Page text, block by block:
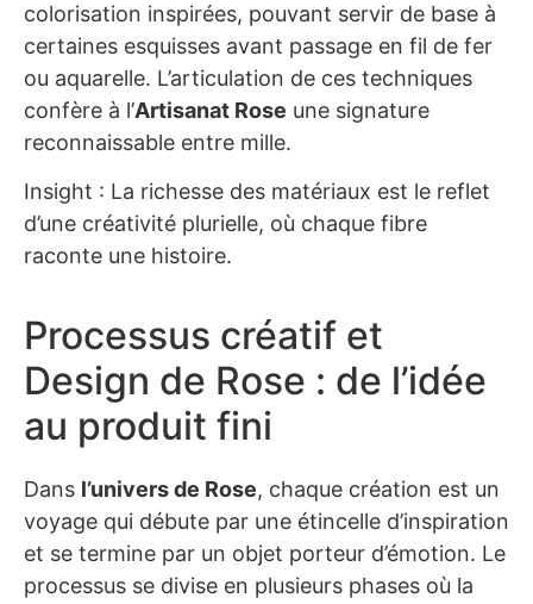
colorisation inspirées, pouvant servir de base à
certaines esquisses avant passage en fil de fer
ou aquarelle. L’articulation de ces techniques
confère à l’Artisanat Rose une signature
reconnaissable entre mille.
Insight : La richesse des matériaux est le reflet
d’une créativité plurielle, où chaque fibre
raconte une histoire.
Processus créatif et
Design de Rose : de l’idée
au produit fini
Dans l’univers de Rose, chaque création est un
voyage qui débute par une étincelle d’inspiration
et se termine par un objet porteur d’émotion. Le
processus se divise en plusieurs phases où la